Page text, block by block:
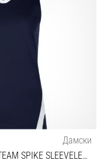
Дамски
Риза Nike WOMENS TEAM SPIKE SLEEVELESS JERSEY